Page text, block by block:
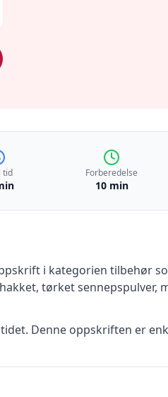
tid Forberedelse
10 min
i kategorien tilbehør
tørket sennepspulver,
Denne oppskriften er